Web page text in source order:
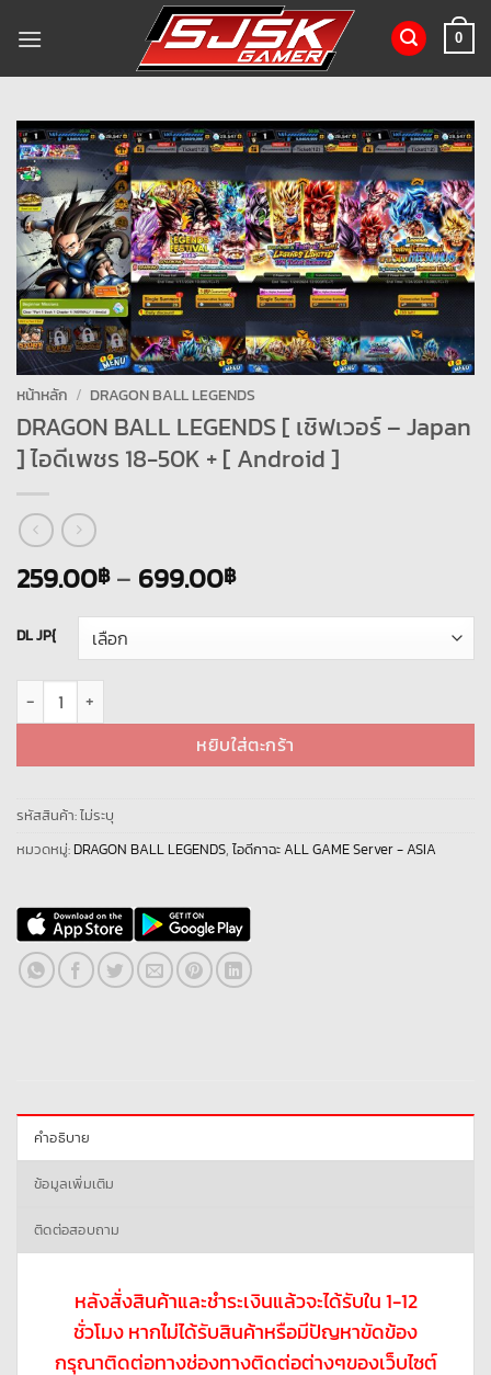
0
หน้าหลัก / DRAGON BALL LEGENDS
DRAGON BALL LEGENDS [ เชิฟเวอร์ – Japan
] ไอดีเพชร 18-50K + [ Android ]
259.00฿ – 699.00฿Price
259.00฿
through
DL JP{
จำนวน DRAGON BALL LEGENDS [ เชิฟเวอร์ - Japan ] ไอดีเพชร 18-50K +
หยิบใส่ตะกร้า
รหัสสินค้า:ไม่ระบุ
หมวดหมู่: DRAGON BALL LEGENDS, ไอดีกาฉะ ALL GAME Server - ASIA
คำอธิบาย
ข้อมูลเพิ่มเติม
ติดต่อสอบถาม
หลังสั่งสินค้าและชำระเงินแล้วจะได้รับใน 1-12
ชั่วโมง หากไม่ได้รับสินค้าหรือมีปัญหาขัดข้อง
กรุณาติดต่อทางช่องทางติดต่อต่างๆของเว็บไซต์